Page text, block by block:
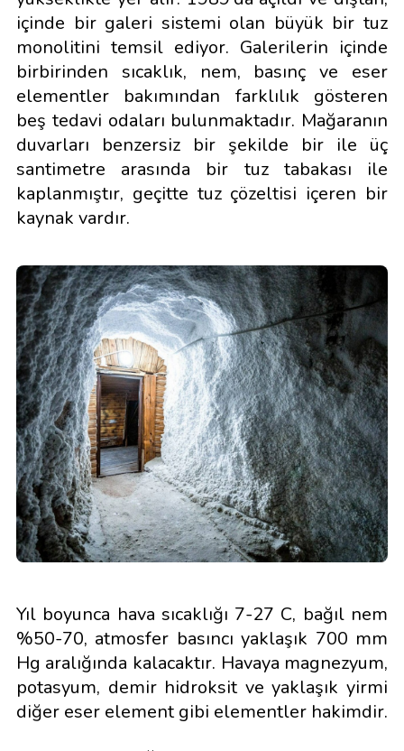
içinde bir galeri sistemi olan büyük bir tuz
monolitini temsil ediyor. Galerilerin içinde
birbirinden sıcaklık, nem, basınç ve eser
elementler bakımından farklılık gösteren
beş tedavi odaları bulunmaktadır. Mağaranın
duvarları benzersiz bir şekilde bir ile üç
santimetre arasında bir tuz tabakası ile
kaplanmıştır, geçitte tuz çözeltisi içeren bir
kaynak vardır.
Yıl boyunca hava sıcaklığı 7-27 C, bağıl nem
%50-70, atmosfer basıncı yaklaşık 700 mm
Hg aralığında kalacaktır. Havaya magnezyum,
potasyum, demir hidroksit ve yaklaşık yirmi
diğer eser element gibi elementler hakimdir.